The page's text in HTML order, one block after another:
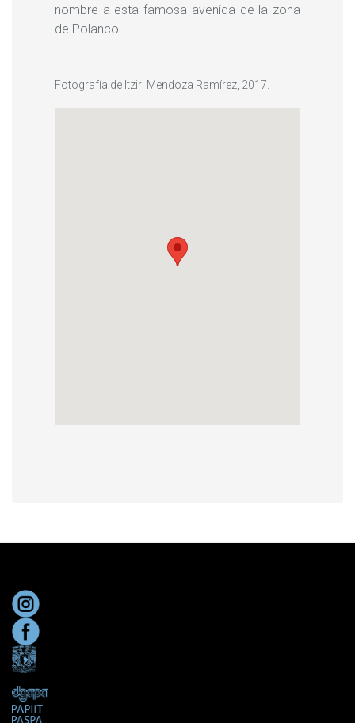
nombre a esta famosa avenida de la zona
de Polanco.
Fotografía de Itziri Mendoza Ramírez, 2017.